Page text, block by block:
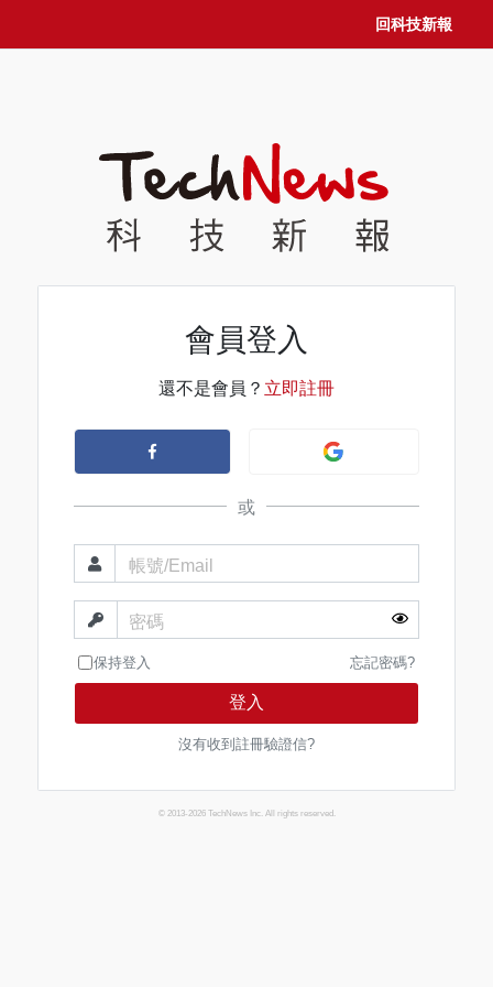
回科技新報
會員登入
還不是會員？ 立即註冊
或
帳號/Email
密碼
保持登入 忘記密碼?
登入
沒有收到註冊驗證信?
© 2013-2026 TechNews Inc. All rights reserved.